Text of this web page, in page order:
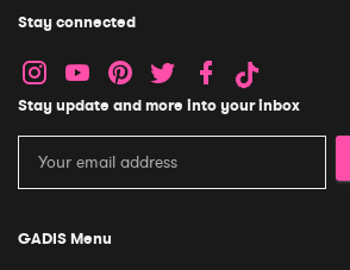
Stay connected
Stay update and more into your inbox
GADIS Menu